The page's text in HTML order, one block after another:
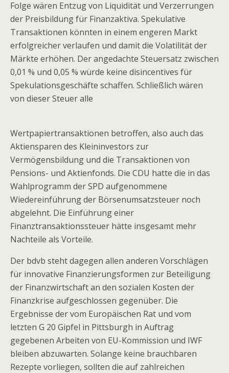
Folge wären Entzug von Liquidität und Verzerrungen
der Preisbildung für Finanzaktiva. Spekulative
Transaktionen könnten in einem engeren Markt
erfolgreicher verlaufen und damit die Volatilität der
Märkte erhöhen. Der angedachte Steuersatz zwischen
0,01 % und 0,05 % würde keine disincentives für
Spekulationsgeschäfte schaffen. Schließlich wären
von dieser Steuer alle
Wertpapiertransaktionen betroffen, also auch das
Aktiensparen des Kleininvestors zur
Vermögensbildung und die Transaktionen von
Pensions- und Aktienfonds. Die CDU hatte die in das
Wahlprogramm der SPD aufgenommene
Wiedereinführung der Börsenumsatzsteuer noch
abgelehnt. Die Einführung einer
Finanztransaktionssteuer hätte insgesamt mehr
Nachteile als Vorteile.
Der bdvb steht dagegen allen anderen Vorschlägen
für innovative Finanzierungsformen zur Beteiligung
der Finanzwirtschaft an den sozialen Kosten der
Finanzkrise aufgeschlossen gegenüber. Die
Ergebnisse der vom Europäischen Rat und vom
letzten G 20 Gipfel in Pittsburgh in Auftrag
gegebenen Arbeiten von EU-Kommission und IWF
bleiben abzuwarten. Solange keine brauchbaren
Rezepte vorliegen, sollten die auf zahlreichen